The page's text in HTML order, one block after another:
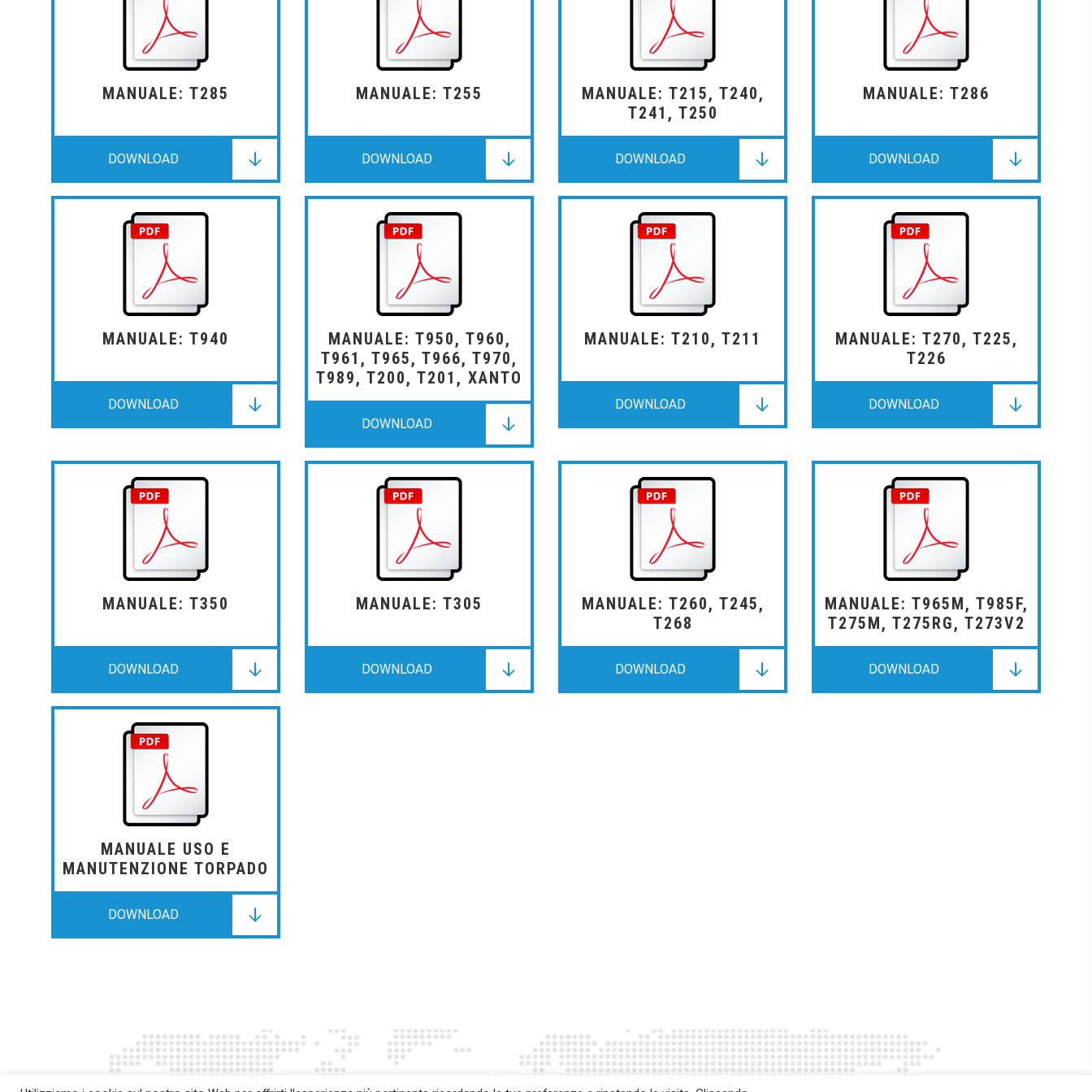
MANUALE: T285
DOWNLOAD
DOWNLOAD
DOWNLOAD
MANUALE: T255
DOWNLOAD
DOWNLOAD
DOWNLOAD
MANUALE: T215, T240,
T241, T250
DOWNLOAD
DOWNLOAD
DOWNLOAD
MANUALE: T286
DOWNLOAD
DOWNLOAD
DOWNLOAD
MANUALE: T940
DOWNLOAD
DOWNLOAD
MANUALE: T950, T960,
T961, T965, T966, T970,
T989, T200, T201, XANTO
DOWNLOAD
DOWNLOAD
DOWNLOAD
MANUALE: T210, T211
DOWNLOAD
DOWNLOAD
MANUALE: T270, T225,
T226
DOWNLOAD
DOWNLOAD
MANUALE: T350
DOWNLOAD
DOWNLOAD
DOWNLOAD
MANUALE: T305
DOWNLOAD
MANUALE: T260, T245,
T268
DOWNLOAD
MANUALE: T965M, T985F,
T275M, T275RG, T273V2
DOWNLOAD
MANUALE USO E
MANUTENZIONE TORPADO
DOWNLOAD